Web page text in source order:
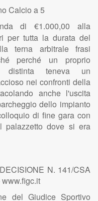
Calcio a 5
di €1.000,00 alla
per tutta la durata del
terna arbitrale frasi
perché un proprio
distinta teneva un
nei confronti della
anche l'uscita
dello impianto
di fine gara con
palazzetto dove si era
DECISIONE N. 141/CSA
del Giudice Sportivo